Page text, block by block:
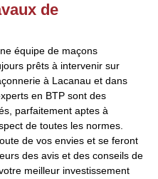
de
équipe de maçons
prêts à intervenir sur
à Lacanau et dans
en BTP sont des
parfaitement aptes à
de toutes les normes.
de vos envies et se feront
des avis et des conseils de
meilleur investissement